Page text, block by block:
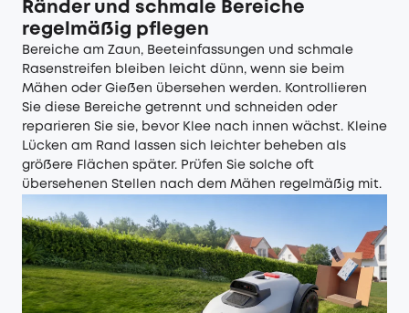
Ränder und schmale Bereiche
regelmäßig pflegen
Bereiche am Zaun, Beeteinfassungen und schmale
Rasenstreifen bleiben leicht dünn, wenn sie beim
Mähen oder Gießen übersehen werden. Kontrollieren
Sie diese Bereiche getrennt und schneiden oder
reparieren Sie sie, bevor Klee nach innen wächst. Kleine
Lücken am Rand lassen sich leichter beheben als
größere Flächen später. Prüfen Sie solche oft
übersehenen Stellen nach dem Mähen regelmäßig mit.